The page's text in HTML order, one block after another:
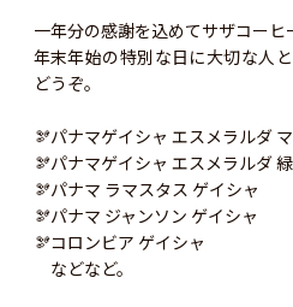
一年分の感謝を込めてサザコーヒ
年末年始の特別な日に大切な人
どうぞ。
🫘パナマゲイシャ エスメラルダ
🫘パナマゲイシャ エスメラルダ 緑
🫘パナマ ラマスタス ゲイシャ
🫘パナマ ジャンソン ゲイシャ
🫘コロンビア ゲイシャ
などなど。